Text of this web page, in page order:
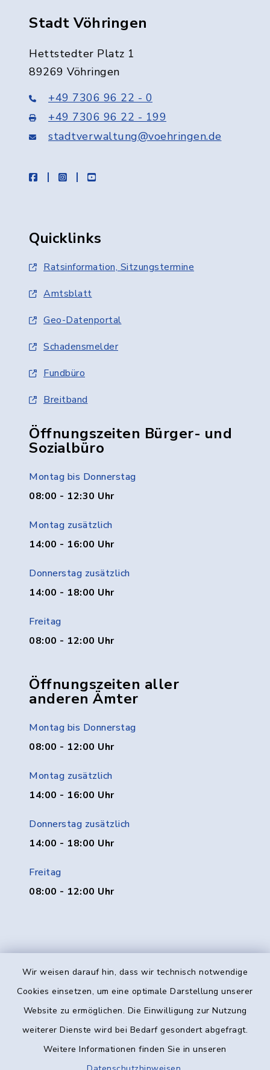
Wir weisen darauf hin, dass wir technisch notwendige
Cookies einsetzen, um eine optimale Darstellung unserer
Website zu ermöglichen. Die Einwilligung zur Nutzung
weiterer Dienste wird bei Bedarf gesondert abgefragt.
Weitere Informationen finden Sie in unseren
Stadt Vöhringen
Hettstedter Platz 1
89269 Vöhringen
+49 7306 96 22 - 0
+49 7306 96 22 - 199
stadtverwaltung@voehringen.de
facebookinstagramyoutube
Quicklinks
Ratsinformation, Sitzungstermine
Amtsblatt
Geo-Datenportal
Schadensmelder
Fundbüro
Breitband
Öffnungszeiten Bürger- und
Sozialbüro
Montag bis Donnerstag
08:00 - 12:30 Uhr
Montag zusätzlich
14:00 - 16:00 Uhr
Donnerstag zusätzlich
14:00 - 18:00 Uhr
Freitag
08:00 - 12:00 Uhr
Öffnungszeiten aller
anderen Ämter
Montag bis Donnerstag
08:00 - 12:00 Uhr
Montag zusätzlich
14:00 - 16:00 Uhr
Donnerstag zusätzlich
14:00 - 18:00 Uhr
Freitag
08:00 - 12:00 Uhr
Kontakt
Datenschutz